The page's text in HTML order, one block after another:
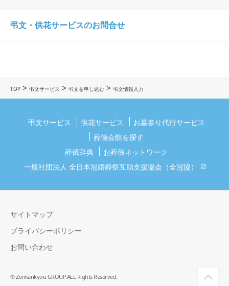
弔文・供花サービスのお問合せ
TOP > 弔文サービス > 弔文を申し込む > 弔文情報入力
弔文サービス 供花サービス
お墓参り代行サービス
葬儀会館を探す
葬儀辞典
お葬儀ネットワーク
一般社団法人 全日本冠婚葬祭互助支援協会（全冠協）
サイトマップ
プライバシーポリシー
お問い合わせ
© Zenkankyou GROUP.ALL Rights Reserved.